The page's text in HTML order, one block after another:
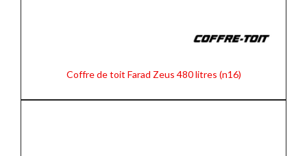
Coffre de toit Farad Zeus 480 litres (n16)